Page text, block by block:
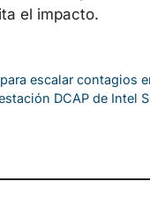
el impacto.
escalar contagios
DCAP de Intel